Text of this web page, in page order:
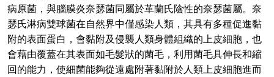
病原菌，與腦膜炎奈瑟菌同屬於革蘭氏陰性的奈瑟菌屬。奈
瑟氏淋病雙球菌在自然界中僅感染人類，其具有多種促進黏
附的表面蛋白，會黏附及侵襲人類身體組織的上皮細胞，也
會藉由覆蓋在其表面如毛髮狀的菌毛，利用菌毛具伸長和縮
回的能力，使細菌能夠從遠處附著黏附於人類上皮細胞進而